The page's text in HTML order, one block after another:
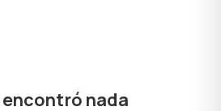
encontró nada